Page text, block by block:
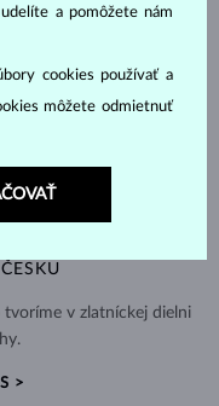
v zlatníckej dielni
>
a pomôžete nám
cookies používať a
môžete odmietnuť